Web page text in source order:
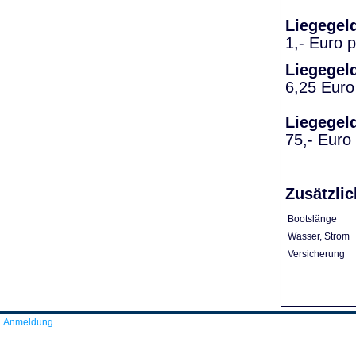
1,- Euro
6,25
75,- Euro
Bootslänge
Wasser, Strom
Versicherung
Anmeldung